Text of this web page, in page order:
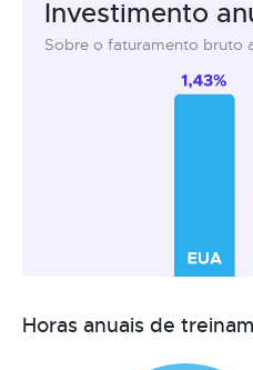
Investimento
Sobre o faturamento bruto
Horas anuais de